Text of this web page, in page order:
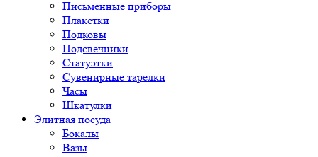
Письменные приборы
Плакетки
Подковы
Подсвечники
Статуэтки
Сувенирные тарелки
Часы
Шкатулки
Элитная посуда
Бокалы
Вазы